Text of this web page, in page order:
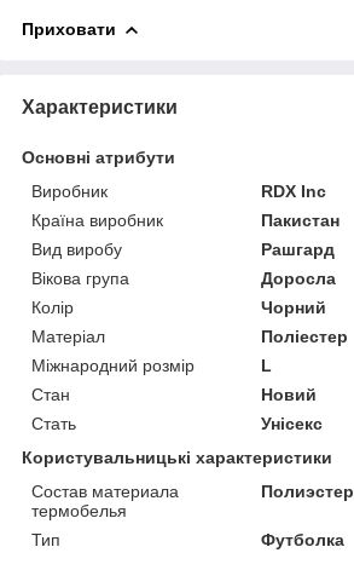
Приховати
Характеристики
Основні атрибути
Виробник
RDX Inc
Країна виробник
Пакистан
Вид виробу
Рашгард
Вікова група
Доросла
Колір
Чорний
Матеріал
Поліестер
Міжнародний розмір
L
Стан
Новий
Стать
Унісекс
Користувальницькі характеристики
Состав материала
термобелья
Полиэстер
Тип Футболка